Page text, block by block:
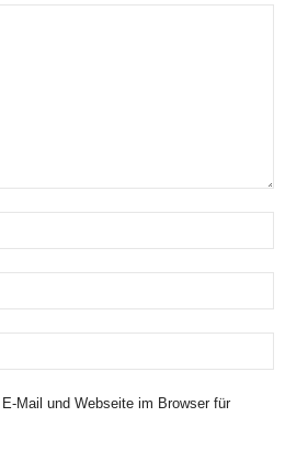
Mail und Webseite im Browser für